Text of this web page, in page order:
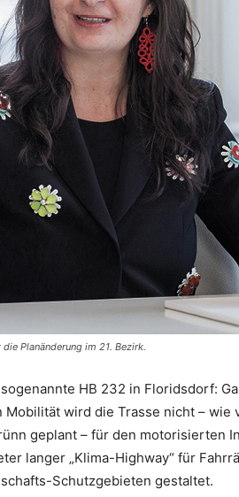
Planänderung im 21. Bezirk.
HB 232 in Floridsdorf:
wird die Trasse nicht – wie
geplant – für den motorisierten
langer „Klima-Highway“ für
Schutzgebieten gestaltet.